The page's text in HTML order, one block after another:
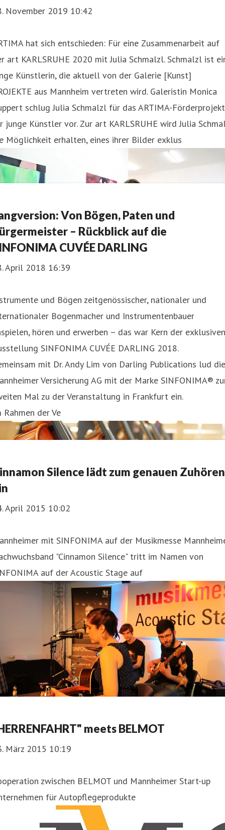
November 2019 10:42
hat sich entschieden: Für eine Zusammenarbeit auf
art KARLSRUHE 2020 mit Julia Schmalzl. Schmalzl ist
Künstlerin, die aktuell von der Galerie [Kunst]
aus Mannheim vertreten wird. Galeristin Monica
schlug Julia Schmalzl für das ARTIMA-Förderprojekt
junge Künstler vor. Zur art KARLSRUHE wird Julia
Möglichkeit erhalten, eines ihrer Bilder exklus
Von Bögen, Paten und
– Rückblick auf die
CUVÉE DARLING
April 2018 16:39
und Bögen zeitgenössischer, nationaler und
Bogenmacher und Instrumentenbauer
hören und erwerben – das war Kern der exklusiven
SINFONIMA CUVÉE DARLING 2018.
mit Dr. Andy Lim von Darling Publications lud die
Versicherung AG mit der Marke SINFONIMA®
Mal zu der Veranstaltung in Frankfurt ein.
Rahmen der Ve
Silence lädt zum genauen Zuhören
April 2015 10:02
mit SINFONIMA auf der Musikmesse
"Cinnamon Silence" tritt im Namen von
auf der Acoustic Stage auf
meets BELMOT
März 2015 10:19
zwischen BELMOT und Mannheimer Start-up
für Autopflegeprodukte